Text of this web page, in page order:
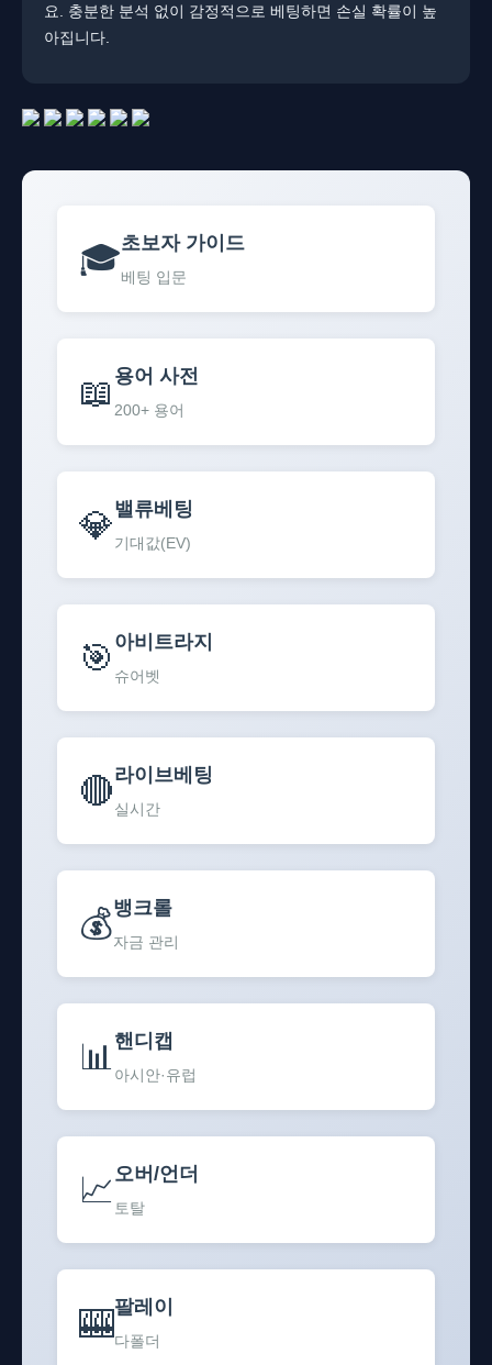
요. 충분한 분석 없이 감정적으로 베팅하면 손실 확률이 높
아집니다.
🎓초보자 가이드
베팅 입문
📖 용어 사전
200+ 용어
💎밸류베팅
기대값(EV)
🎯 아비트라지
슈어벳
🔴라이브베팅
실시간
💰뱅크롤
자금 관리
📊 핸디캡
아시안·유럽
📈 오버/언더
토탈
🎰팔레이
다폴더